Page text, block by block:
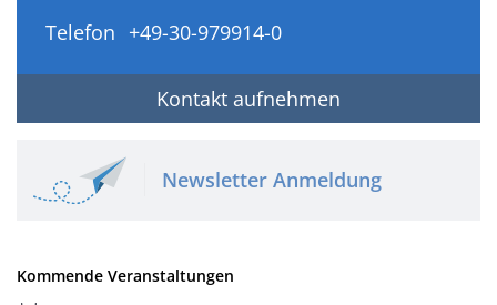
Telefon +49-30-979914-0
Kontakt aufnehmen
Newsletter Anmeldung
Kommende Veranstaltungen